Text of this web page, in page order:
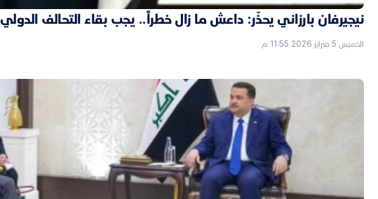
نيجيرفان بارزاني يحذّر: داعش ما زال خطراً.. يجب بقاء التحالف الدولي
الخميس 5 فبراير 2026 11:55 م